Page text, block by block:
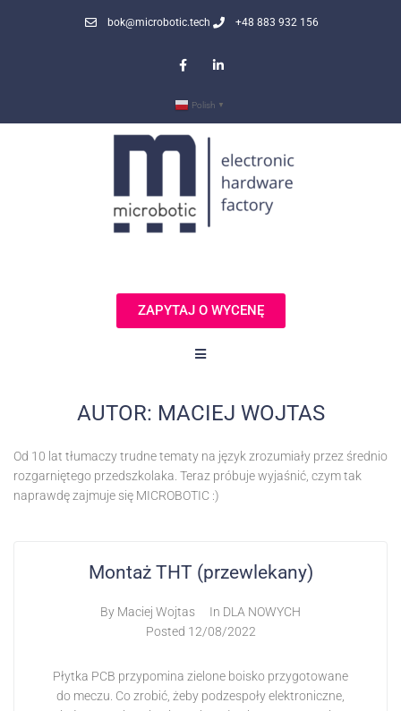
bok@microbotic.tech +48 883 932 156
Polish ▼
ZAPYTAJ O WYCENĘ
AUTOR: MACIEJ WOJTAS
Od 10 lat tłumaczy trudne tematy na język zrozumiały przez średnio
rozgarniętego przedszkolaka. Teraz próbuje wyjaśnić, czym tak
naprawdę zajmuje się MICROBOTIC :)
Montaż THT (przewlekany)
By Maciej Wojtas In DLA NOWYCH
Posted 12/08/2022
Płytka PCB przypomina zielone boisko przygotowane
do meczu. Co zrobić, żeby podzespoły elektroniczne,